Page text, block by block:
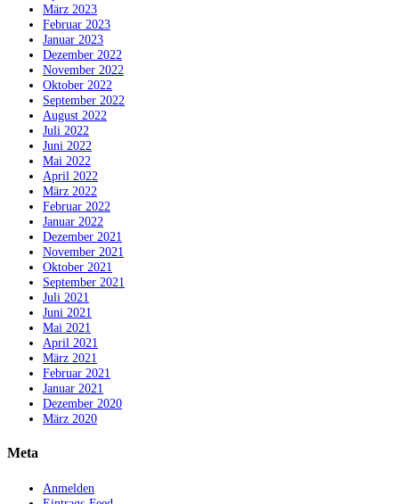
März 2023
Februar 2023
Januar 2023
Dezember 2022
November 2022
Oktober 2022
September 2022
August 2022
Juli 2022
Juni 2022
Mai 2022
April 2022
März 2022
Februar 2022
Januar 2022
Dezember 2021
November 2021
Oktober 2021
September 2021
Juli 2021
Juni 2021
Mai 2021
April 2021
März 2021
Februar 2021
Januar 2021
Dezember 2020
März 2020
Meta
Anmelden